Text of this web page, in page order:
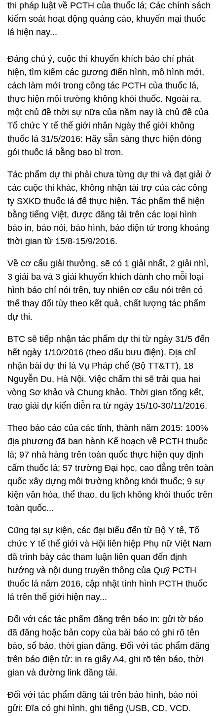
thi pháp luật về PCTH của thuốc lá; Các chính sách
kiểm soát hoạt động quảng cáo, khuyến mại thuốc
lá hiện nay...
Đáng chú ý, cuộc thi khuyến khích báo chí phát
hiện, tìm kiếm các gương điển hình, mô hình mới,
cách làm mới trong công tác PCTH của thuốc lá,
thực hiện môi trường không khói thuốc. Ngoài ra,
một chủ đề thời sự nữa của năm nay là chủ đề của
Tổ chức Y tế thế giới nhân Ngày thế giới không
thuốc lá 31/5/2016: Hãy sẵn sàng thực hiện đóng
gói thuốc lá bằng bao bì trơn.
Tác phẩm dự thi phải chưa từng dự thi và đạt giải ở
các cuộc thi khác, không nhận tài trợ của các công
ty SXKD thuốc lá để thực hiện. Tác phẩm thể hiện
bằng tiếng Việt, được đăng tải trên các loại hình
báo in, báo nói, báo hình, báo điện tử trong khoảng
thời gian từ 15/8-15/9/2016.
Về cơ cấu giải thưởng, sẽ có 1 giải nhất, 2 giải nhì,
3 giải ba và 3 giải khuyến khích dành cho mỗi loại
hình báo chí nói trên, tuy nhiên cơ cấu nói trên có
thể thay đổi tùy theo kết quả, chất lượng tác phẩm
dự thi.
BTC sẽ tiếp nhận tác phẩm dự thi từ ngày 31/5 đến
hết ngày 1/10/2016 (theo dấu bưu điện). Địa chỉ
nhận bài dự thi là Vụ Pháp chế (Bộ TT&TT), 18
Nguyễn Du, Hà Nội. Việc chấm thi sẽ trải qua hai
vòng Sơ khảo và Chung khảo. Thời gian tổng kết,
trao giải dự kiến diễn ra từ ngày 15/10-30/11/2016.
Theo báo cáo của các tỉnh, thành năm 2015: 100%
địa phương đã ban hành Kế hoạch về PCTH thuốc
lá; 97 nhà hàng trên toàn quốc thực hiện quy định
cấm thuốc lá; 57 trường Đại học, cao đẳng trên toàn
quốc xây dựng môi trường không khói thuốc; 9 sự
kiện văn hóa, thể thao, du lịch không khói thuốc trên
toàn quốc...
Cũng tại sự kiện, các đại biểu đến từ Bộ Y tế, Tổ
chức Y tế thế giới và Hội liên hiệp Phụ nữ Việt Nam
đã trình bày các tham luận liên quan đến định
hướng và nội dung truyền thông của Quỹ PCTH
thuốc lá năm 2016, cập nhật tình hình PCTH thuốc
lá trên thế giới hiện nay...
Đối với các tác phẩm đăng trên báo in: gửi tờ báo
đã đăng hoặc bản copy của bài báo có ghi rõ tên
báo, số báo, thời gian đăng. Đối với tác phẩm đăng
trên báo điện tử: in ra giấy A4, ghi rõ tên báo, thời
gian và đường link đăng tải.
Đối với tác phẩm đăng tải trên báo hình, báo nói
gửi: Đĩa có ghi hình, ghi tiếng (USB, CD, VCD.